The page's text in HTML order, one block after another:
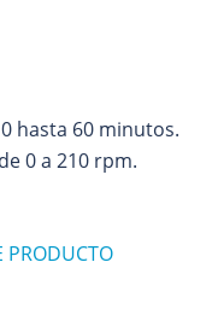
hasta 60 minutos.
0 a 210 rpm.
PRODUCTO